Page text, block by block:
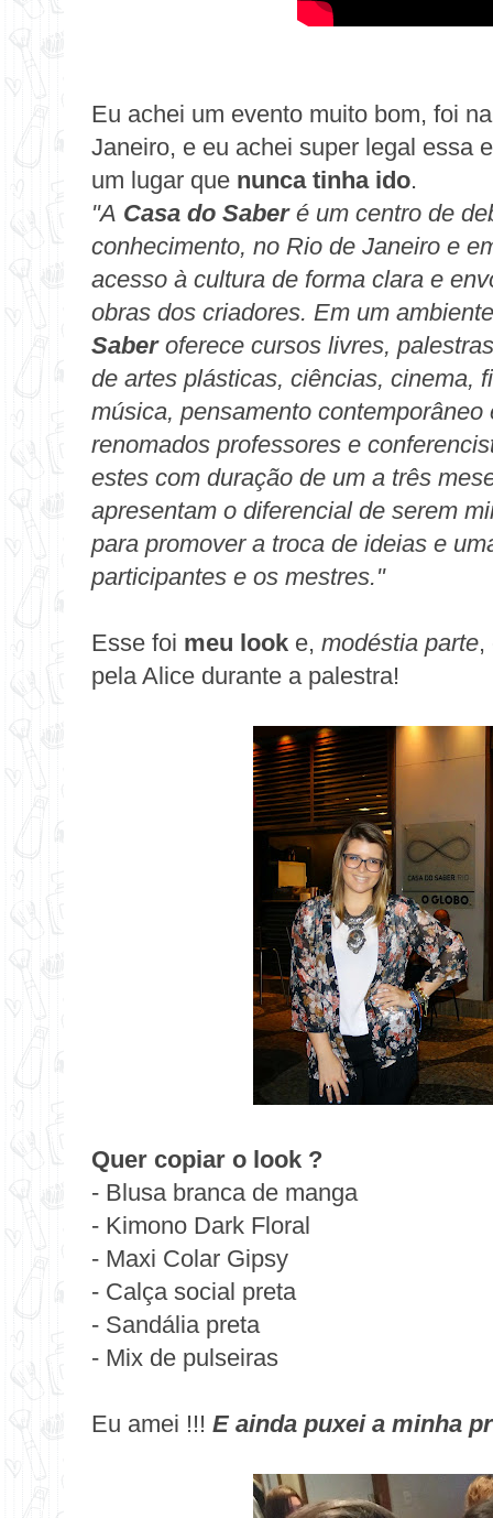
Eu achei um evento muito bom, foi
Janeiro, e eu achei super legal essa
um lugar que nunca tinha ido.
"A Casa do Saberé um centro de
conhecimento, no Rio de Janeiro e
acesso à cultura de forma clara e
obras dos criadores. Em um
Saberoferece cursos livres,
de artes plásticas, ciências, cinema,
música, pensamento
renomados professores e
estes com duração de um a três
apresentam o diferencial de serem
para promover a troca de ideias e
participantes e os mestres."
Esse foi meu look e, modéstia parte,
pela Alice durante a palestra!
Quer copiar o look ?
- Blusa branca de manga
- Kimono Dark Floral
- Maxi Colar Gipsy
- Calça social preta
- Sandália preta
- Mix de pulseiras
Eu amei !!! E ainda puxei a minha